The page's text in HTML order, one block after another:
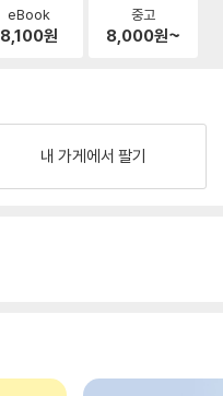
eBook
8,100원
중고
8,000원~
내 가게에서 팔기